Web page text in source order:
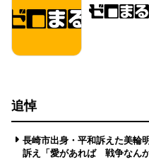
追悼
長崎市出身・平和訴えた美
訴え「愛があれば 戦争なんか